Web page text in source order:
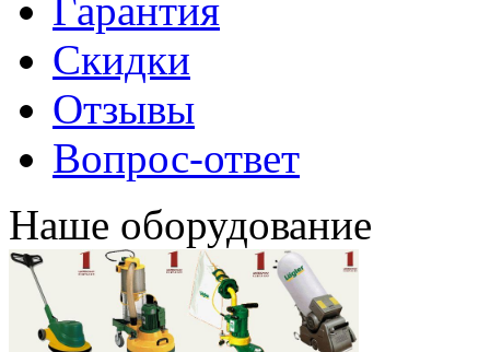
Гарантия
Скидки
Отзывы
Вопрос-ответ
Наше оборудование